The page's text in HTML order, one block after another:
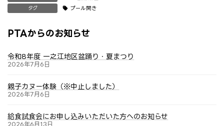
タグ プール開き
PTAからのお知らせ
令和8年度 一之江地区盆踊り・夏まつり
2026年7月6日
親子カヌー体験（※中止しました）
2026年7月6日
給食試食会にお申し込みいただいた方へのお知らせ
2026年6月13日